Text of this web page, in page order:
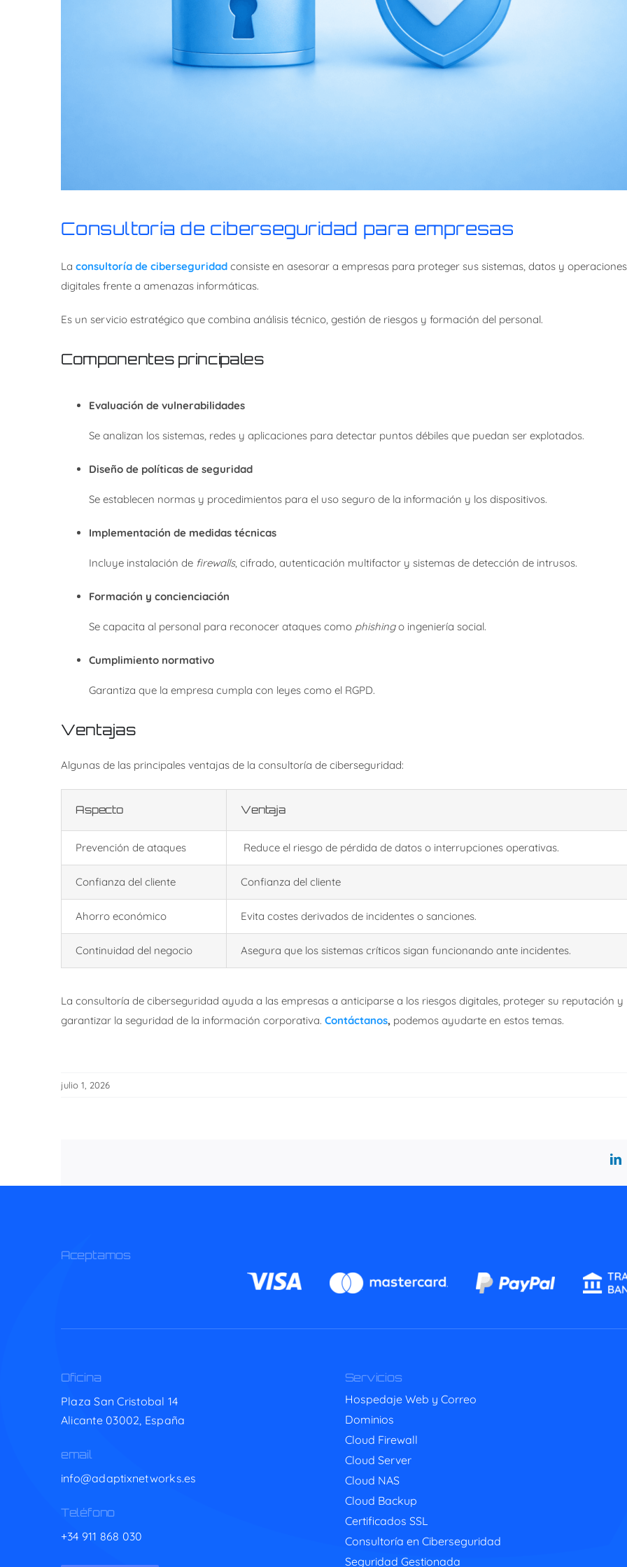
Consultoría de ciberseguridad para empresas
La consultoría de ciberseguridadconsiste en asesorar a empresas para proteger sus sistemas, datos y operaciones
digitales frente a amenazas informáticas.
Es un servicio estratégico que combina análisis técnico, gestión de riesgos y formación del personal.
Componentes principales
Evaluación de vulnerabilidades
Se analizan los sistemas, redes y aplicaciones para detectar puntos débiles que puedan ser explotados.
Diseño de políticas de seguridad
Se establecen normas y procedimientos para el uso seguro de la información y los dispositivos.
Implementación de medidas técnicas
Incluye instalación de firewalls, cifrado, autenticación multifactor y sistemas de detección de intrusos.
Formación y concienciación
Se capacita al personal para reconocer ataques como phishingo ingeniería social.
Cumplimiento normativo
Garantiza que la empresa cumpla con leyes como el RGPD.
Ventajas
Algunas de las principales ventajas de la consultoría de ciberseguridad:
Aspecto Ventaja
Prevención de ataques Reduce el riesgo de pérdida de datos o interrupciones operativas.
Confianza del cliente Confianza del cliente
Ahorro económico Evita costes derivados de incidentes o sanciones.
Continuidad del negocio Asegura que los sistemas críticos sigan funcionando ante incidentes.
La consultoría de ciberseguridad ayuda a las empresas a anticiparse a los riesgos digitales, proteger su reputación y
garantizar la seguridad de la información corporativa. Contáctanos,podemos ayudarte en estos temas.
julio 1, 2026
Aceptamos
Oficina
Plaza San Cristobal 14
Alicante 03002, España
email
info@adaptixnetworks.es
Teléfono
+34 911 868 030
Servicios
Hospedaje Web y Correo
Dominios
Cloud Firewall
Cloud Server
Cloud NAS
Cloud Backup
Certificados SSL
Consultoría en Ciberseguridad
Seguridad Gestionada